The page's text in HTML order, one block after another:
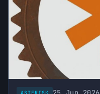
ASTERISK